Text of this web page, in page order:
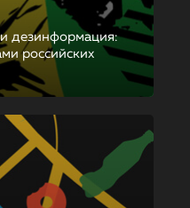
дезинформация:
российских